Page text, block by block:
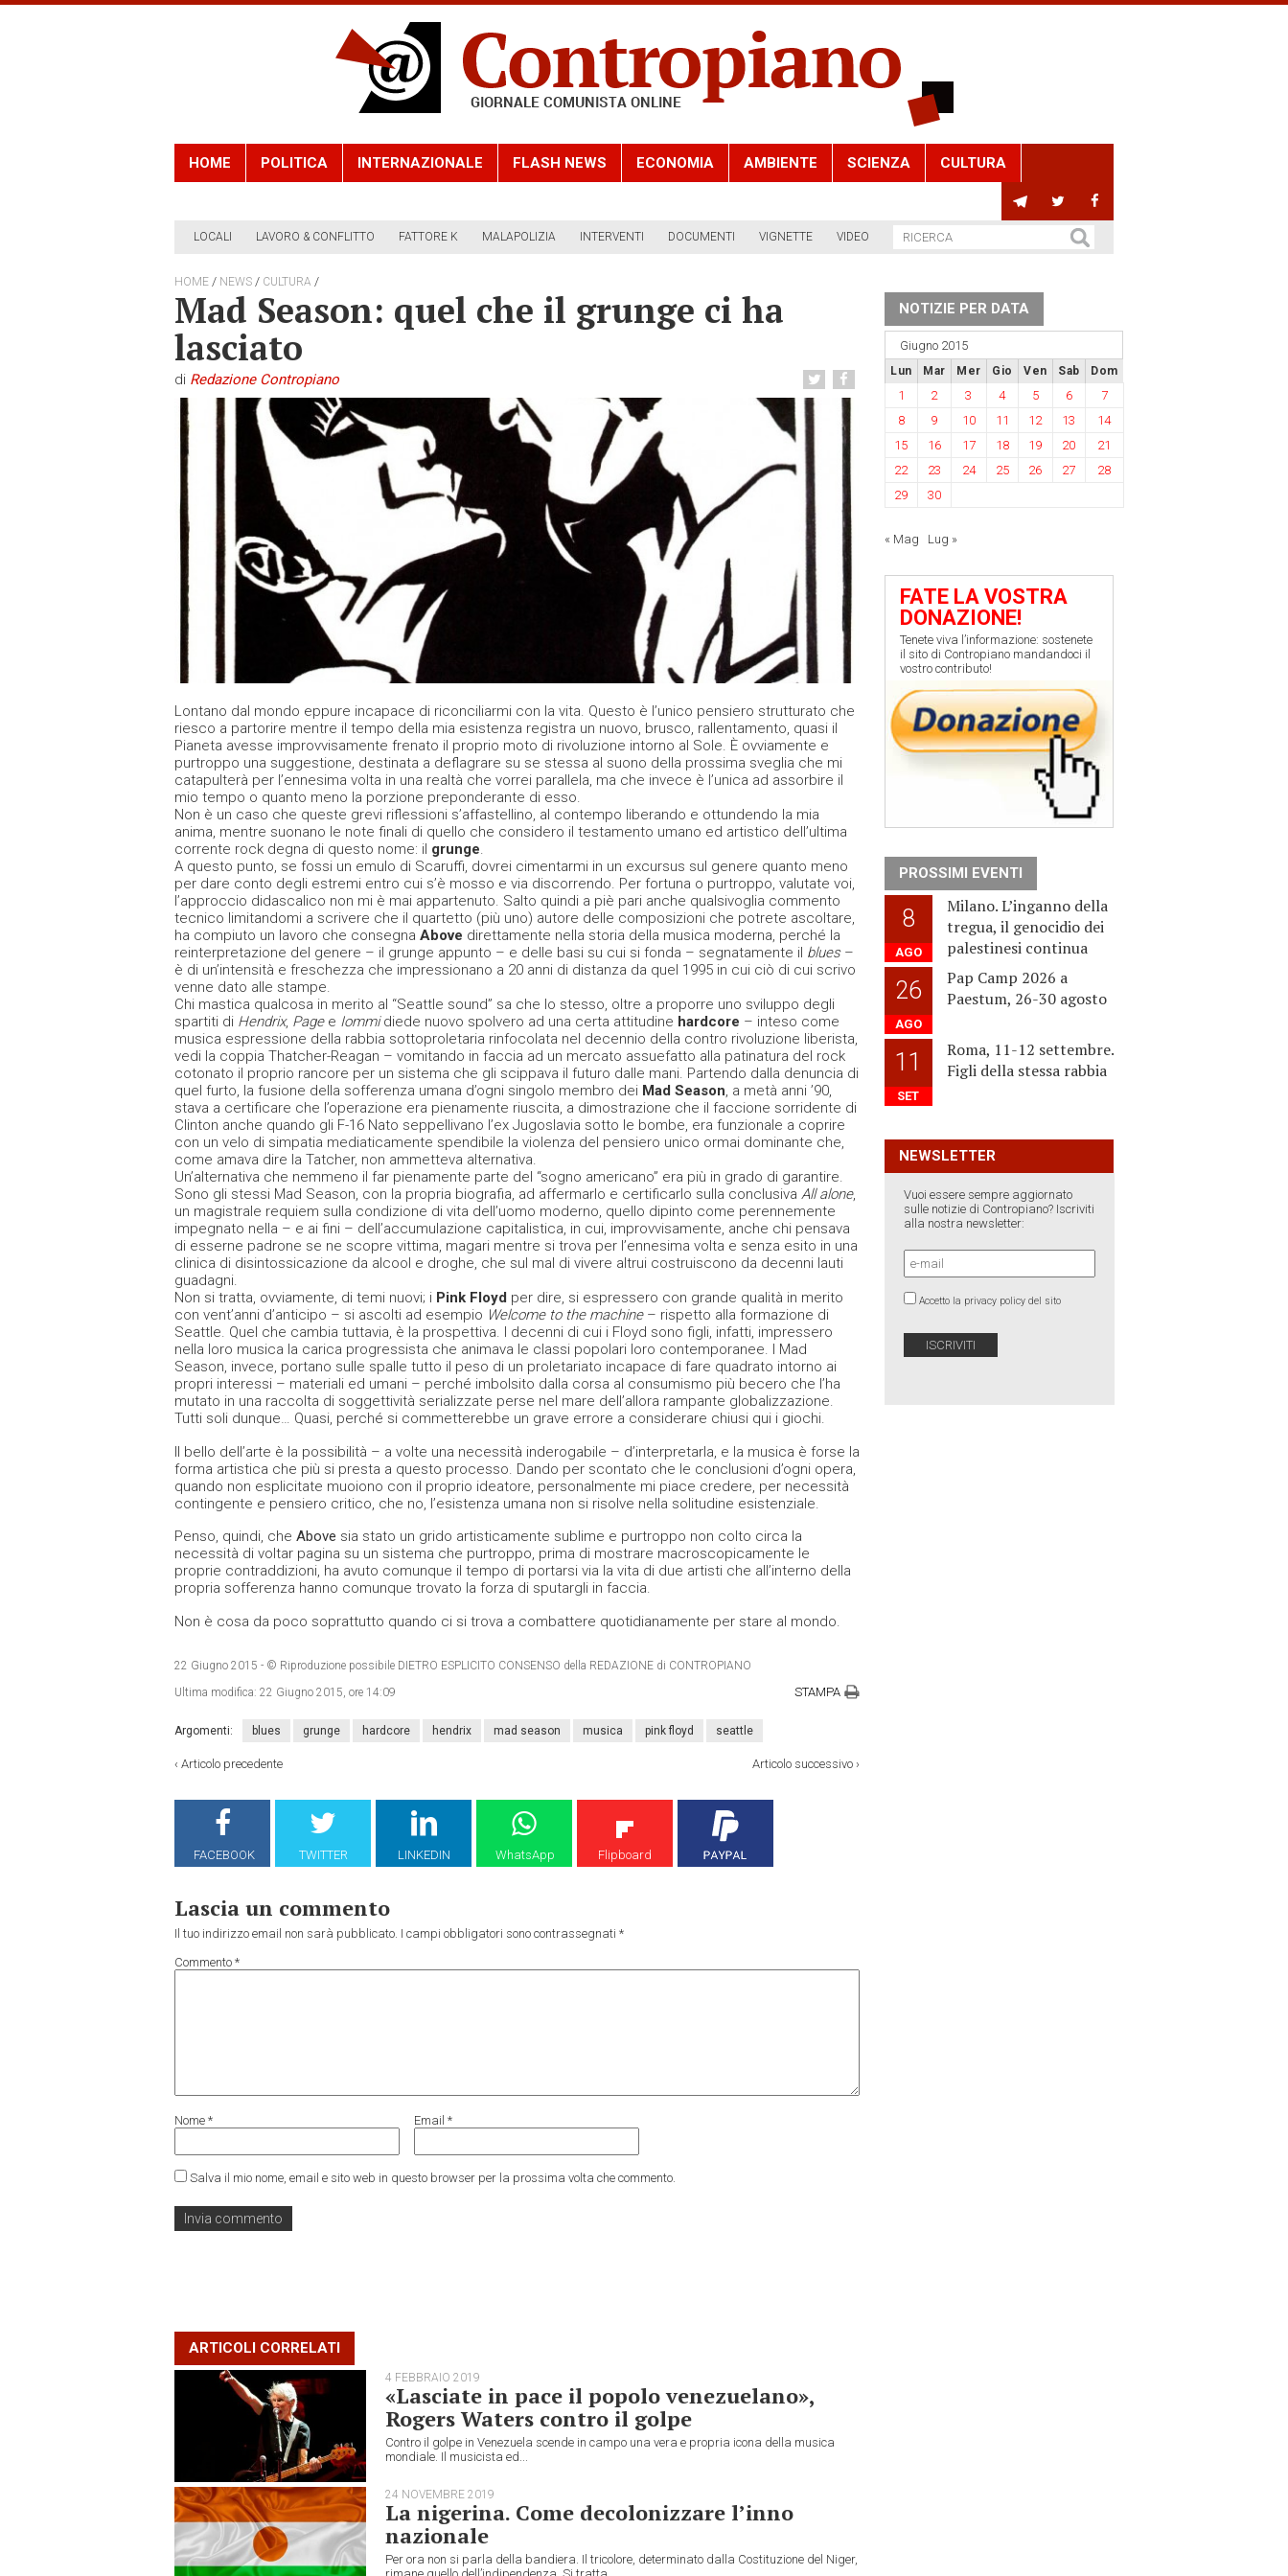
HOME POLITICA INTERNAZIONALE FLASH NEWS ECONOMIA AMBIENTE SCIENZA CULTURA
LOCALI LAVORO & CONFLITTO FATTORE K MALAPOLIZIA INTERVENTI DOCUMENTI VIGNETTE VIDEO
HOME / NEWS / CULTURA /
Mad Season: quel che il grunge ci ha
lasciato
di Redazione Contropiano
Lontano dal mondo eppure incapace di riconciliarmi con la vita. Questo è l’unico pensiero strutturato che
riesco a partorire mentre il tempo della mia esistenza registra un nuovo, brusco, rallentamento, quasi il
Pianeta avesse improvvisamente frenato il proprio moto di rivoluzione intorno al Sole. È ovviamente e
purtroppo una suggestione, destinata a deflagrare su se stessa al suono della prossima sveglia che mi
catapulterà per l’ennesima volta in una realtà che vorrei parallela, ma che invece è l’unica ad assorbire il
mio tempo o quanto meno la porzione preponderante di esso.
Non è un caso che queste grevi riflessioni s’affastellino, al contempo liberando e ottundendo la mia
anima, mentre suonano le note finali di quello che considero il testamento umano ed artistico dell’ultima
corrente rock degna di questo nome: il grunge.
A questo punto, se fossi un emulo di Scaruffi, dovrei cimentarmi in un excursus sul genere quanto meno
per dare conto degli estremi entro cui s’è mosso e via discorrendo. Per fortuna o purtroppo, valutate voi,
l’approccio didascalico non mi è mai appartenuto. Salto quindi a piè pari anche qualsivoglia commento
tecnico limitandomi a scrivere che il quartetto (più uno) autore delle composizioni che potrete ascoltare,
ha compiuto un lavoro che consegna Above direttamente nella storia della musica moderna, perché la
reinterpretazione del genere – il grunge appunto – e delle basi su cui si fonda – segnatamente il blues–
è di un’intensità e freschezza che impressionano a 20 anni di distanza da quel 1995 in cui ciò di cui scrivo
venne dato alle stampe.
Chi mastica qualcosa in merito al “Seattle sound” sa che lo stesso, oltre a proporre uno sviluppo degli
spartiti di Hendrix, Pagee Iommidiede nuovo spolvero ad una certa attitudine hardcore – inteso come
musica espressione della rabbia sottoproletaria rinfocolata nel decennio della contro rivoluzione liberista,
vedi la coppia Thatcher-Reagan – vomitando in faccia ad un mercato assuefatto alla patinatura del rock
cotonato il proprio rancore per un sistema che gli scippava il futuro dalle mani. Partendo dalla denuncia di
quel furto, la fusione della sofferenza umana d’ogni singolo membro dei Mad Season, a metà anni ’90,
stava a certificare che l’operazione era pienamente riuscita, a dimostrazione che il faccione sorridente di
Clinton anche quando gli F-16 Nato seppellivano l’ex Jugoslavia sotto le bombe, era funzionale a coprire
con un velo di simpatia mediaticamente spendibile la violenza del pensiero unico ormai dominante che,
come amava dire la Tatcher, non ammetteva alternativa.
Un’alternativa che nemmeno il far pienamente parte del “sogno americano” era più in grado di garantire.
Sono gli stessi Mad Season, con la propria biografia, ad affermarlo e certificarlo sulla conclusiva All alone,
un magistrale requiem sulla condizione di vita dell’uomo moderno, quello dipinto come perennemente
impegnato nella – e ai fini – dell’accumulazione capitalistica, in cui, improvvisamente, anche chi pensava
di esserne padrone se ne scopre vittima, magari mentre si trova per l’ennesima volta e senza esito in una
clinica di disintossicazione da alcool e droghe, che sul mal di vivere altrui costruiscono da decenni lauti
guadagni.
Non si tratta, ovviamente, di temi nuovi; i Pink Floyd per dire, si espressero con grande qualità in merito
con vent’anni d’anticipo – si ascolti ad esempio Welcome to the machine– rispetto alla formazione di
Seattle. Quel che cambia tuttavia, è la prospettiva. I decenni di cui i Floyd sono figli, infatti, impressero
nella loro musica la carica progressista che animava le classi popolari loro contemporanee. I Mad
Season, invece, portano sulle spalle tutto il peso di un proletariato incapace di fare quadrato intorno ai
propri interessi – materiali ed umani – perché imbolsito dalla corsa al consumismo più becero che l’ha
mutato in una raccolta di soggettività serializzate perse nel mare dell’allora rampante globalizzazione.
Tutti soli dunque… Quasi, perché si commetterebbe un grave errore a considerare chiusi qui i giochi.
Il bello dell’arte è la possibilità – a volte una necessità inderogabile – d’interpretarla, e la musica è forse la
forma artistica che più si presta a questo processo. Dando per scontato che le conclusioni d’ogni opera,
quando non esplicitate muoiono con il proprio ideatore, personalmente mi piace credere, per necessità
contingente e pensiero critico, che no, l’esistenza umana non si risolve nella solitudine esistenziale.
Penso, quindi, che Above sia stato un grido artisticamente sublime e purtroppo non colto circa la
necessità di voltar pagina su un sistema che purtroppo, prima di mostrare macroscopicamente le
proprie contraddizioni, ha avuto comunque il tempo di portarsi via la vita di due artisti che all’interno della
propria sofferenza hanno comunque trovato la forza di sputargli in faccia.
Non è cosa da poco soprattutto quando ci si trova a combattere quotidianamente per stare al mondo.
22 Giugno 2015 - © Riproduzione possibile DIETRO ESPLICITO CONSENSO della REDAZIONE di CONTROPIANO
Ultima modifica: 22 Giugno 2015, ore 14:09 STAMPA
Argomenti: blues grunge hardcore hendrix mad season musica pink floyd seattle
‹ Articolo precedente Articolo successivo ›
FACEBOOK TWITTER LINKEDIN WhatsApp Flipboard
Lascia un commento
Il tuo indirizzo email non sarà pubblicato. I campi obbligatori sono contrassegnati *
Commento *
Nome * Email *
Salva il mio nome, email e sito web in questo browser per la prossima volta che commento.
ARTICOLI CORRELATI
4 FEBBRAIO 2019
«Lasciate in pace il popolo venezuelano»,
Rogers Waters contro il golpe
Contro il golpe in Venezuela scende in campo una vera e propria icona della musica
mondiale. Il musicista ed...
24 NOVEMBRE 2019
La nigerina. Come decolonizzare l’inno
nazionale
Per ora non si parla della bandiera. Il tricolore, determinato dalla Costituzione del Niger,
NOTIZIE PER DATA
Giugno 2015
Lun Mar Mer Gio Ven Sab Dom
1 2 3 4 5 6
7
8
9 10 11 12 13
14
15
16 17 18 19 20
21
22
23 24 25 26 27
28
29
30
« Mag Lug »
FATE LA VOSTRA
DONAZIONE!
Tenete viva l’informazione: sostenete
il sito di Contropiano mandandoci il
vostro contributo!
PROSSIMI EVENTI
8
AGO
Milano. L’inganno della
tregua, il genocidio dei
palestinesi continua
26
AGO
Pap Camp 2026 a
Paestum, 26-30 agosto
11
SET
Roma, 11-12 settembre.
Figli della stessa rabbia
NEWSLETTER
Vuoi essere sempre aggiornato
sulle notizie di Contropiano? Iscriviti
alla nostra newsletter:
Accetto la privacy policy del sito